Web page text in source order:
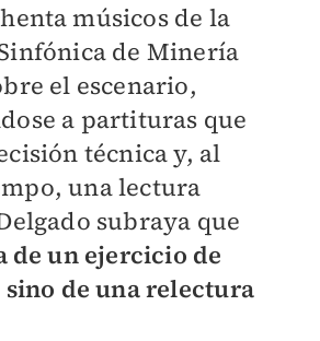
músicos de la
de Minería
el escenario,
a partituras que
técnica y, al
una lectura
subraya que
de un ejercicio de
de una relectura